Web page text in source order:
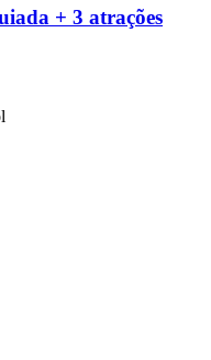
+ 3 atrações